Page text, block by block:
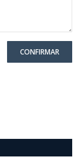
CONFIRMAR